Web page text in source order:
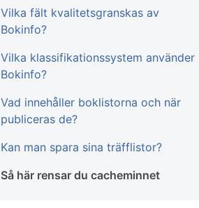
Vilka fält kvalitetsgranskas av
Bokinfo?
Vilka klassifikationssystem använder
Bokinfo?
Vad innehåller boklistorna och när
publiceras de?
Kan man spara sina träfflistor?
Så här rensar du cacheminnet